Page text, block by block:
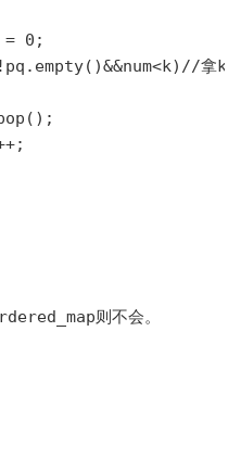
0;
拿k个
则不会。